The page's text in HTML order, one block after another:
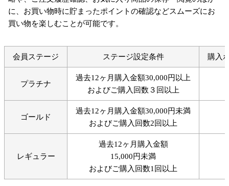
に、お買い物時に貯まったポイントの確認などスムーズにお
買い物を楽しむことが可能です。
会員ステージ ステージ設定条件 購入
プラチナ
過去12ヶ月購入金額30,000円以上
およびご購入回数３回以上
ゴールド
過去12ヶ月購入金額30,000円未満
およびご購入回数2回以上
レギュラー
過去12ヶ月購入金額
15,000円未満
およびご購入回数1回以上